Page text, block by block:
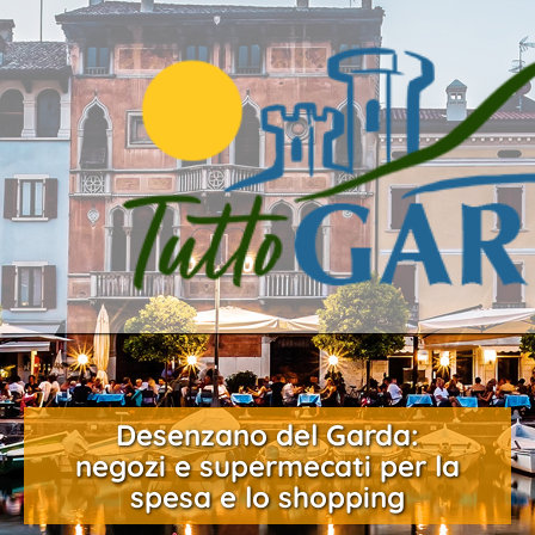
Desenzano del Garda:
negozi e supermecati per la
spesa e lo shopping